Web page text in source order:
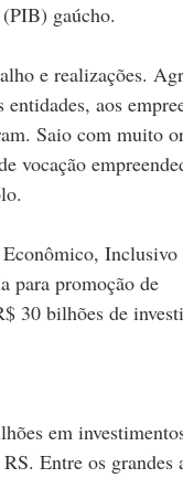
gaúcho.
e realizações.
aos
Saio com muito
vocação
Econômico, Inclusivo
para promoção de
30 bilhões de
em
Entre os grandes